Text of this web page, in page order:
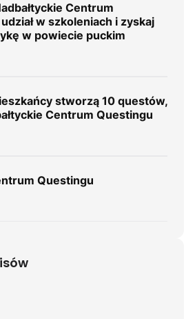
Centrum
w szkoleniach i zyskaj
w powiecie puckim
stworzą 10 questów,
Centrum Questingu
Questingu